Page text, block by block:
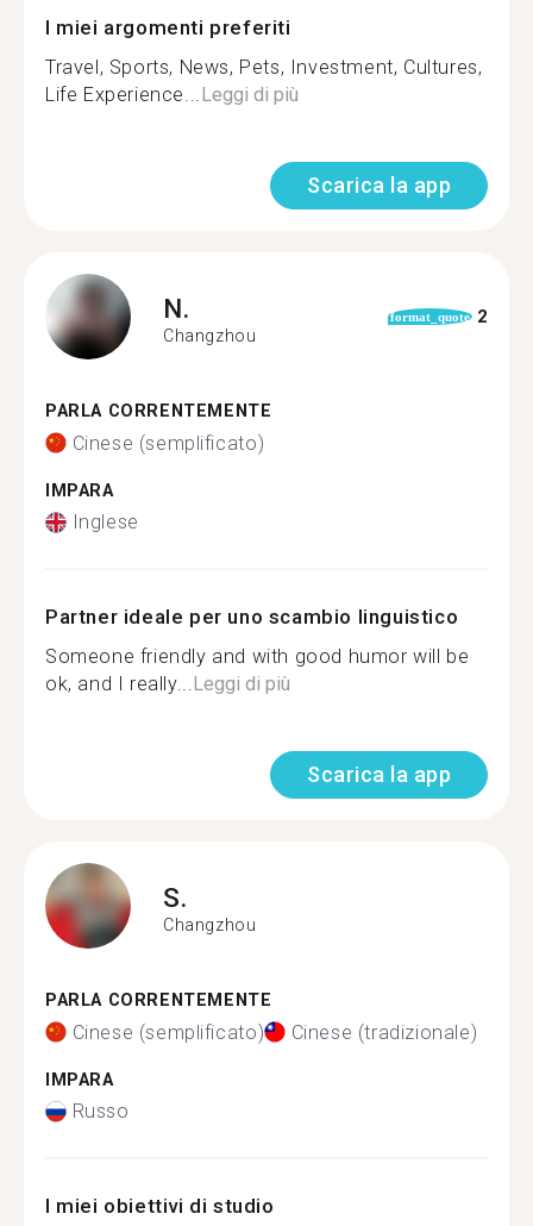
I miei argomenti preferiti
Travel, Sports, News, Pets, Investment, Cultures,
Life Experience...Leggi di più
Scarica la app
N.
Changzhou
format_quote 2
PARLA CORRENTEMENTE
Cinese (semplificato)
IMPARA
Inglese
Partner ideale per uno scambio linguistico
Someone friendly and with good humor will be
ok, and I really...Leggi di più
Scarica la app
S.
Changzhou
PARLA CORRENTEMENTE
Cinese (semplificato) Cinese (tradizionale)
IMPARA
Russo
I miei obiettivi di studio